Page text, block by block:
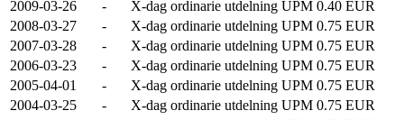
2009-03-26
-
X-dag ordinarie utdelning UPM 0.40 EUR
2008-03-27
-
X-dag ordinarie utdelning UPM 0.75 EUR
2007-03-28
-
X-dag ordinarie utdelning UPM 0.75 EUR
2006-03-23
-
X-dag ordinarie utdelning UPM 0.75 EUR
2005-04-01
-
X-dag ordinarie utdelning UPM 0.75 EUR
2004-03-25
-
X-dag ordinarie utdelning UPM 0.75 EUR